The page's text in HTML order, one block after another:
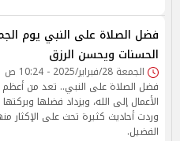
فضل الصلاة على النبي يوم
الحسنات ويحسن الرزق
الجمعة 28/فبراير/2025 - 10:24 ص
فضل الصلاة على النبي.. تعد من أعظم
الأعمال إلى الله، ويزداد فضلها
وردت أحاديث كثيرة تحث على الإكثار
الفضيل.